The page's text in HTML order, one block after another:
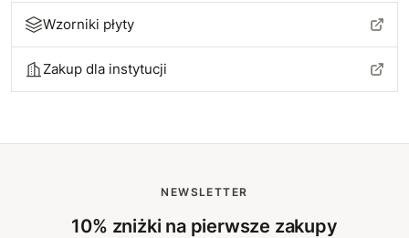
Wzorniki płyty
Zakup dla instytucji
NEWSLETTER
10% zniżki na pierwsze zakupy